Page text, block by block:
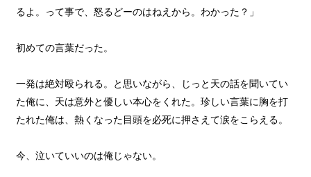
るよ。って事で、怒るどーのはねえから。わかった？」
初めての言葉だった。
一発は絶対殴られる。と思いながら、じっと天の話を聞いてい
た俺に、天は意外と優しい本心をくれた。珍しい言葉に胸を打
たれた俺は、熱くなった目頭を必死に押さえて涙をこらえる。
今、泣いていいのは俺じゃない。